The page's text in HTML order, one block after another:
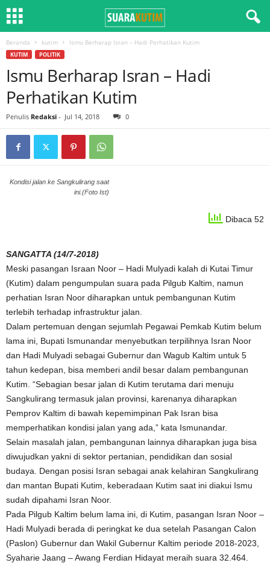
Beranda kutim Ismu Berharap Isran – Hadi Perhatikan Kutim
KUTIM POLITIK
Ismu Berharap Isran – Hadi
Perhatikan Kutim
Penulis Redaksi - Jul 14, 2018 0
Kondisi jalan ke Sangkulirang saat
ini.(Foto Ist)
Dibaca 52
SANGATTA (14/7-2018)
Meski pasangan Israan Noor – Hadi Mulyadi kalah di Kutai Timur
(Kutim) dalam pengumpulan suara pada Pilgub Kaltim, namun
perhatian Isran Noor diharapkan untuk pembangunan Kutim
terlebih terhadap infrastruktur jalan.
Dalam pertemuan dengan sejumlah Pegawai Pemkab Kutim belum
lama ini, Bupati Ismunandar menyebutkan terpilihnya Isran Noor
dan Hadi Mulyadi sebagai Gubernur dan Wagub Kaltim untuk 5
tahun kedepan, bisa memberi andil besar dalam pembangunan
Kutim. “Sebagian besar jalan di Kutim terutama dari menuju
Sangkulirang termasuk jalan provinsi, karenanya diharapkan
Pemprov Kaltim di bawah kepemimpinan Pak Isran bisa
memperhatikan kondisi jalan yang ada,” kata Ismunandar.
Selain masalah jalan, pembangunan lainnya diharapkan juga bisa
diwujudkan yakni di sektor pertanian, pendidikan dan sosial
budaya. Dengan posisi Isran sebagai anak kelahiran Sangkulirang
dan mantan Bupati Kutim, keberadaan Kutim saat ini diakui Ismu
sudah dipahami Isran Noor.
Pada Pilgub Kaltim belum lama ini, di Kutim, pasangan Isran Noor –
Hadi Mulyadi berada di peringkat ke dua setelah Pasangan Calon
(Paslon) Gubernur dan Wakil Gubernur Kaltim periode 2018-2023,
Syaharie Jaang – Awang Ferdian Hidayat meraih suara 32.464.